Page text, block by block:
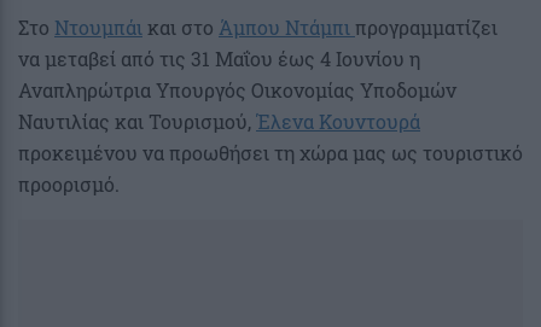
Στο Ντουμπάικαι στο Άμπου Ντάμπι προγραμματίζει
να μεταβεί από τις 31 Μαΐου έως 4 Ιουνίου η
Αναπληρώτρια Υπουργός Οικονομίας Υποδομών
Ναυτιλίας και Τουρισμού,Έλενα Κουντουρά
προκειμένου να προωθήσει τη χώρα μας ως τουριστικό
προορισμό.